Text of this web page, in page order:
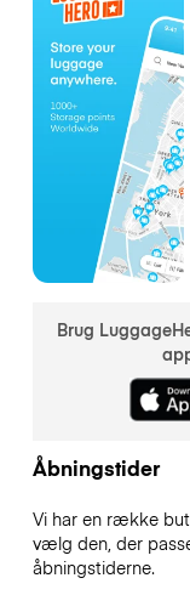
Brug
Åbningstider
Vi har en række
vælg den, der
åbningstiderne.